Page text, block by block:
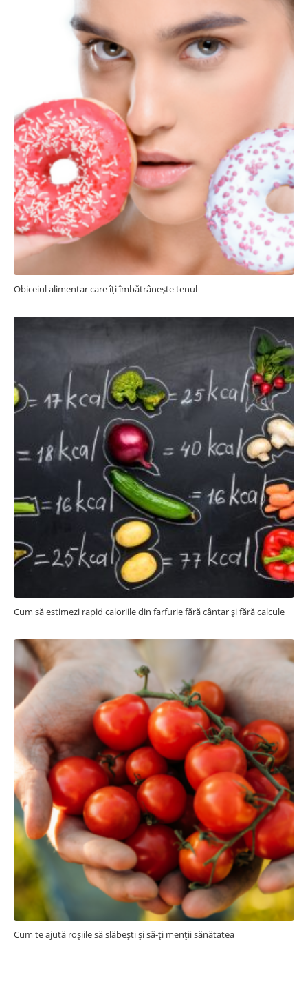
Obiceiul alimentar care îți îmbătrânește tenul
Cum să estimezi rapid caloriile din farfurie fără cântar și fără calcule
Cum te ajută roșiile să slăbești și să-ți menții sănătatea